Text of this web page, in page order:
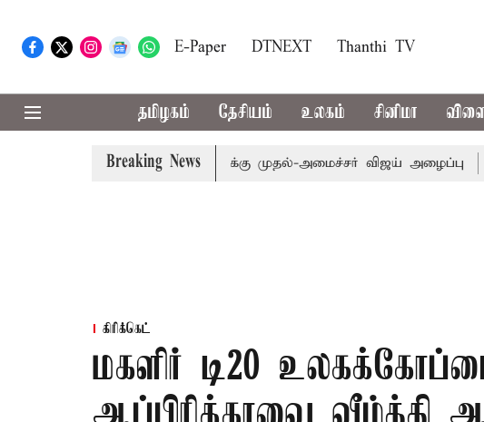
E-Paper DTNEXT Thanthi TV
தமிழகம் தேசியம் உலகம் சினிமா
Breaking News
எம்.பி.க்கள் கூட்டத்துக்கு முதல்-அமைச்சர் விஜய் அழைப்பு
கிரிக்கெட்
மகளிர் டி20